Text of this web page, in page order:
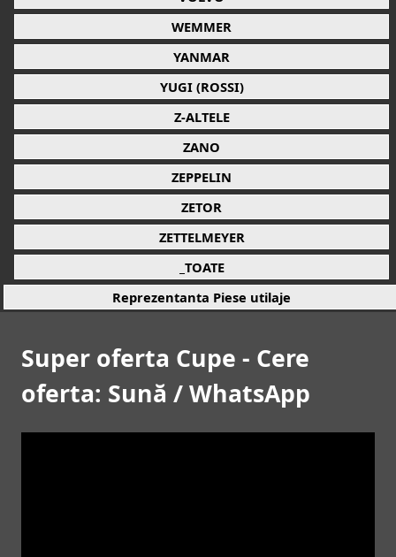
WEMMER
YANMAR
YUGI (ROSSI)
Z-ALTELE
ZANO
ZEPPELIN
ZETOR
ZETTELMEYER
_TOATE
Reprezentanta Piese utilaje
Super oferta Cupe - Cere
oferta: Sună / WhatsApp